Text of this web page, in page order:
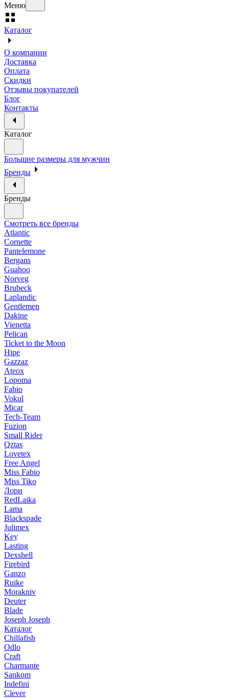
Меню
Каталог
О компании
Доставка
Оплата
Скидки
Отзывы покупателей
Блог
Контакты
Каталог
Большие размеры для мужчин
Бренды
Бренды
Смотреть все бренды
Atlantic
Cornette
Pantelemone
Bergans
Guahoo
Norveg
Brubeck
Laplandic
Gentlemen
Dakine
Vienetta
Pelican
Ticket to the Moon
Hipe
Gazzaz
Ateox
Lopoma
Fabio
Vokul
Micar
Tech-Team
Fuzion
Small Rider
Qztas
Lovetex
Free Angel
Miss Fabio
Miss Tiko
Лори
RedLaika
Lama
Blackspade
Julimex
Key
Lasting
Dexshell
Firebird
Ganzo
Ruike
Morakniv
Deuter
Blade
Joseph Joseph
Каталог
Chillafish
Odlo
Craft
Charmante
Sankom
Indefini
Clever